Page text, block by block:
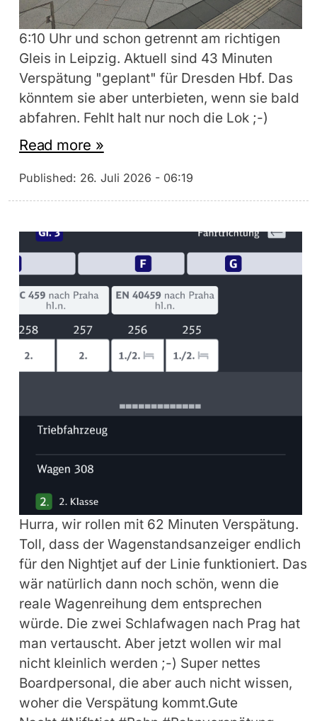
6:10 Uhr und schon getrennt am richtigen
Gleis in Leipzig. Aktuell sind 43 Minuten
Verspätung "geplant" für Dresden Hbf. Das
könntem sie aber unterbieten, wenn sie bald
abfahren. Fehlt halt nur noch die Lok ;-)
Read more »
Published: 26. Juli 2026 - 06:19
Hurra, wir rollen mit 62 Minuten Verspätung.
Toll, dass der Wagenstandsanzeiger endlich
für den Nightjet auf der Linie funktioniert. Das
wär natürlich dann noch schön, wenn die
reale Wagenreihung dem entsprechen
würde. Die zwei Schlafwagen nach Prag hat
man vertauscht. Aber jetzt wollen wir mal
nicht kleinlich werden ;-) Super nettes
Boardpersonal, die aber auch nicht wissen,
woher die Verspätung kommt.Gute